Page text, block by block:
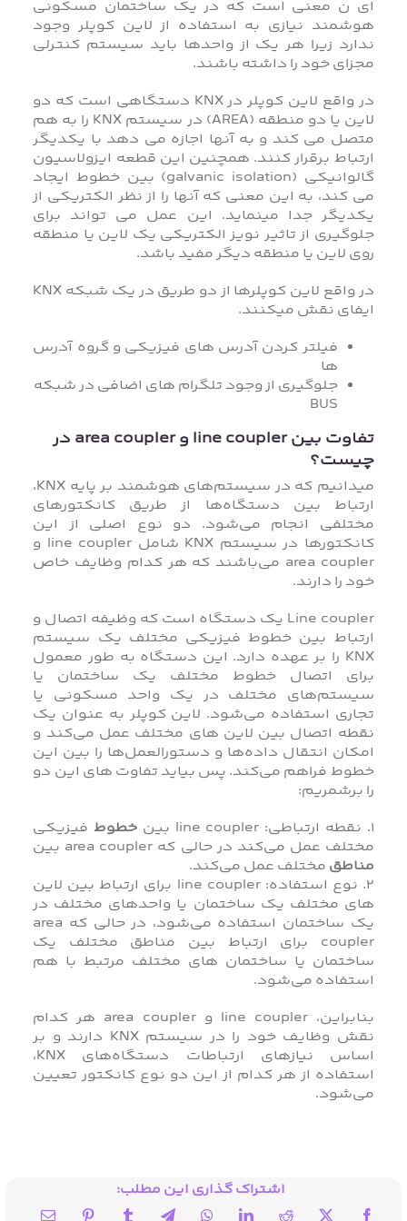
ای ن معنی است که در یک ساختمان مسکونی
هوشمند نیازی به استفاده از لاین کوپلر وجود
ندارد زیرا هر یک از واحدها باید سیستم کنترلی
مجزای خود را داشته باشند.
در واقع لاین کوپلر در KNX دستگاهی است که دو
لاین یا دو منطقه (AREA) در سیستم KNX را به هم
متصل می کند و به آنها اجازه می دهد با یکدیگر
ارتباط برقرار کنند. همچنین این قطعه ایزولاسیون
گالوانیکی (galvanic isolation) بین خطوط ایجاد
می کند، به این معنی که آنها را از نظر الکتریکی از
یکدیگر جدا مینماید. این عمل می تواند برای
جلوگیری از تاثیر نویز الکتریکی یک لاین یا منطقه
روی لاین یا منطقه دیگر مفید باشد.
در واقع لاین کوپلرها از دو طریق در یک شبکه KNX
ایفای نقش میکنند.
فیلتر کردن آدرس های فیزیکی و گروه آدرس
ها
جلوگیری از وجود تلگرام های اضافی در شبکه
BUS
تفاوت بین line coupler و area coupler در
چیست؟
میدانیم که در سیستم‌های هوشمند بر پایه KNX،
ارتباط بین دستگاه‌ها از طریق کانکتورهای
مختلفی انجام می‌شود. دو نوع اصلی از این
کانکتورها در سیستم KNX شامل line coupler و
area coupler می‌باشند که هر کدام وظایف خاص
خود را دارند.
Line coupler یک دستگاه است که وظیفه اتصال و
ارتباط بین خطوط فیزیکی مختلف یک سیستم
KNX را بر عهده دارد. این دستگاه به طور معمول
برای اتصال خطوط مختلف یک ساختمان یا
سیستم‌های مختلف در یک واحد مسکونی یا
تجاری استفاده می‌شود. لاین کوپلر به عنوان یک
نقطه اتصال بین لاین های مختلف عمل می‌کند و
امکان انتقال داده‌ها و دستورالعمل‌ها را بین این
خطوط فراهم می‌کند. پس بیاید تفاوت های این دو
را برشمریم:
1. نقطه ارتباطی: line coupler بین
خطوط فیزیکی
مختلف عمل می‌کند در حالی که area coupler بین
مناطق مختلف عمل می‌کند.
2. نوع استفاده: line coupler برای ارتباط بین لاین
های مختلف یک ساختمان یا واحدهای مختلف در
یک ساختمان استفاده می‌شود، در حالی که area
coupler برای ارتباط بین مناطق مختلف یک
ساختمان یا ساختمان های مختلف مرتبط با هم
استفاده می‌شود.
بنابراین، line coupler و area coupler هر کدام
نقش وظایف خود را در سیستم KNX دارند و بر
اساس نیازهای ارتباطات دستگاه‌های KNX،
استفاده از هر کدام از این دو نوع کانکتور تعیین
می‌شود.
اشتراک گذاری این مطلب: